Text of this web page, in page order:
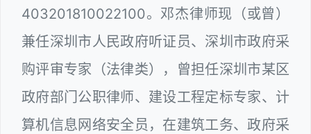
403201810022100。邓杰律师现（或曾）
兼任深圳市人民政府听证员、深圳市政府采
购评审专家（法律类），曾担任深圳市某区
政府部门公职律师、建设工程定标专家、计
算机信息网络安全员，在建筑工务、政府采